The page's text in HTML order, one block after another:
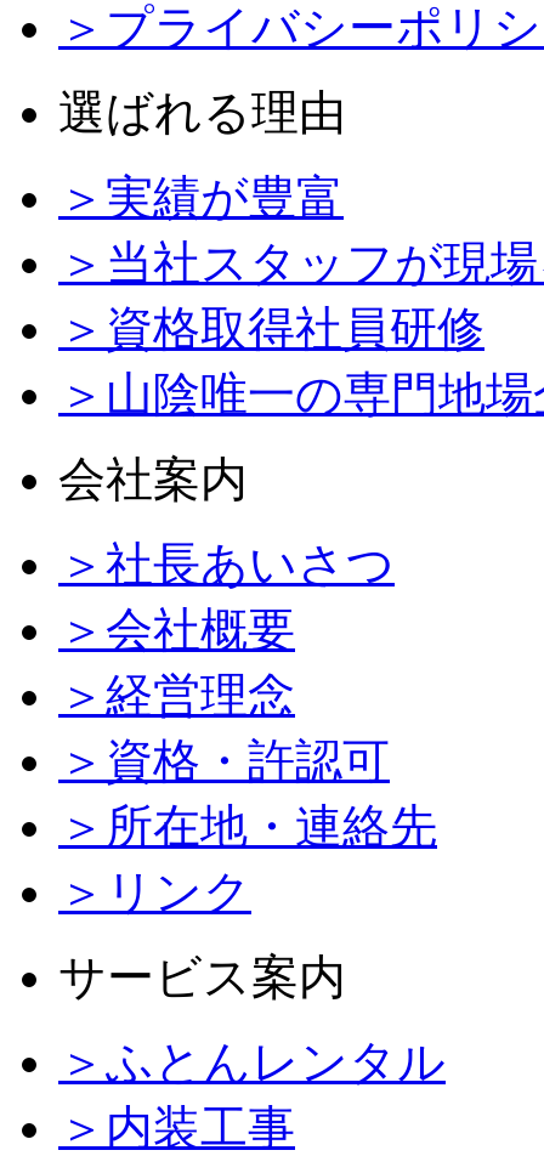
＞プライバシーポリ
選ばれる理由
＞実績が豊富
＞当社スタッフが現
＞資格取得社員研修
＞山陰唯一の専門地
会社案内
＞社長あいさつ
＞会社概要
＞経営理念
＞資格・許認可
＞所在地・連絡先
＞リンク
サービス案内
＞ふとんレンタル
＞内装工事